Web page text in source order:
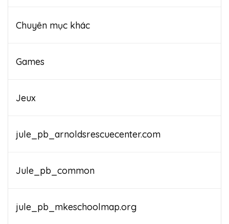
Chuyên mục khác
Games
Jeux
jule_pb_arnoldsrescuecenter.com
Jule_pb_common
jule_pb_mkeschoolmap.org